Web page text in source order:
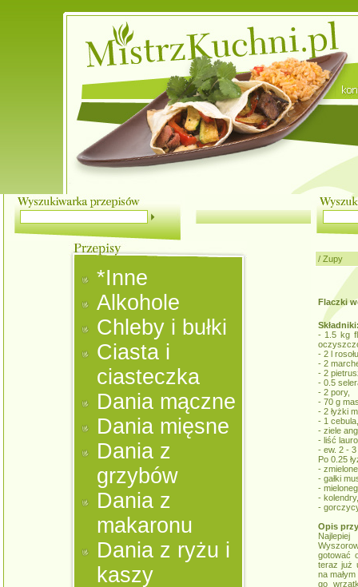
*Inne
Alkohole
Chleby i bułki
Ciasta i
ciasteczka
Dania mączne
Dania mięsne
Dania z
grzybów
Dania z
makaronu
Dania z ryżu i
kaszy
/ Zupy
Flaczki
- 1.5 kg
- 2 l
- 2
- 2
- 0.5
- 2 pory,
- 70 g
- 2 łyżki
- 1 cebula,
- ziele
- liść
- ew. 2 - 3
Po 0.25
-
- gałki
-
- kolendry,
-
Opis
gotować
teraz już
na
go